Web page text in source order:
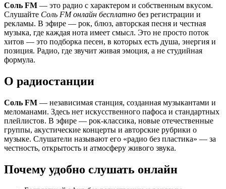
Соль FM — это радио с характером и собственным вкусом.
Слушайте Соль FM онлайн бесплатно без регистрации и
рекламы. В эфире — рок, блюз, авторская песня и честная
музыка, где каждая нота имеет смысл. Это не просто поток
хитов — это подборка песен, в которых есть душа, энергия и
позиция. Радио, где звучит живая эмоция, а не студийная
формула.
О радиостанции
Соль FM — независимая станция, созданная музыкантами и
меломанами. Здесь нет искусственного пафоса и стандартных
плейлистов. В эфире — рок-классика, новые отечественные
группы, акустические концерты и авторские рубрики о
музыке. Слушатели называют его «радио без пластика» — за
честность, открытость и атмосферу живого звука.
Почему удобно слушать онлайн